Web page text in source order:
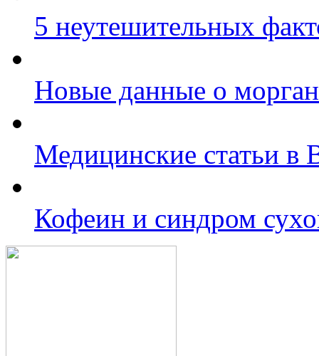
5 неутешительных
Новые данные о
Медицинские статьи в
Кофеин и синдром